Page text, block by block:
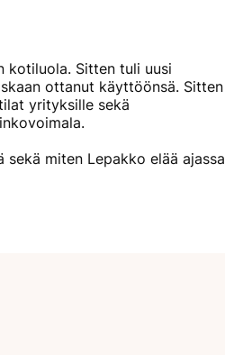
kotiluola. Sitten tuli uusi
ottanut käyttöönsä. Sitten
yrityksille sekä
miten Lepakko elää